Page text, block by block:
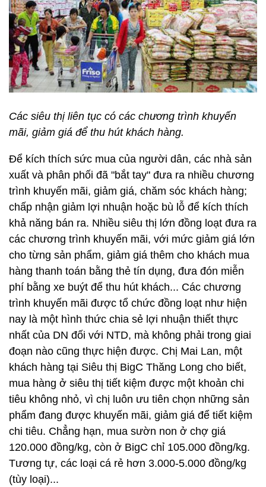
Các siêu thị liên tục có các chương trình khuyến
mãi, giảm giá để thu hút khách hàng.
Để kích thích sức mua của người dân, các nhà sản
xuất và phân phối đã "bắt tay" đưa ra nhiều chương
trình khuyến mãi, giảm giá, chăm sóc khách hàng;
chấp nhận giảm lợi nhuận hoặc bù lỗ để kích thích
khả năng bán ra. Nhiều siêu thị lớn đồng loạt đưa ra
các chương trình khuyến mãi, với mức giảm giá lớn
cho từng sản phẩm, giảm giá thêm cho khách mua
hàng thanh toán bằng thẻ tín dụng, đưa đón miễn
phí bằng xe buýt để thu hút khách... Các chương
trình khuyến mãi được tổ chức đồng loạt như hiện
nay là một hình thức chia sẻ lợi nhuận thiết thực
nhất của DN đối với NTD, mà không phải trong giai
đoạn nào cũng thực hiện được. Chị Mai Lan, một
khách hàng tại Siêu thị BigC Thăng Long cho biết,
mua hàng ở siêu thị tiết kiệm được một khoản chi
tiêu không nhỏ, vì chị luôn ưu tiên chọn những sản
phẩm đang được khuyến mãi, giảm giá để tiết kiệm
chi tiêu. Chẳng hạn, mua sườn non ở chợ giá
120.000 đồng/kg, còn ở BigC chỉ 105.000 đồng/kg.
Tương tự, các loại cá rẻ hơn 3.000-5.000 đồng/kg
(tùy loại)...